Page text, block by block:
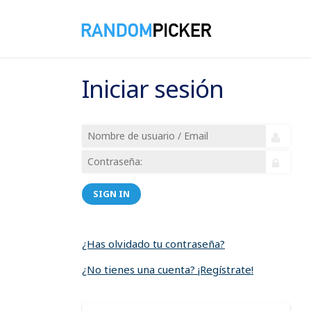
Iniciar sesión
SIGN IN
¿Has olvidado tu contraseña?
¿No tienes una cuenta? ¡Regístrate!